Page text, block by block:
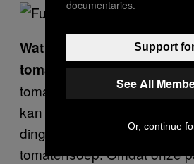
Wat doen jullie nou precies
tomaten?We maken
tomatensaus die je op je
kan het overigens ook voor
dingen gebruiken, zoals
tomatensoep. Omdat onze
documentaries.
Support
See All
Or, continue